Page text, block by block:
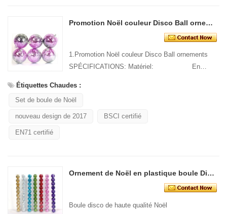
Promotion Noël couleur Disco Ball ornements
1.Promotion Noël couleur Disco Ball ornements
SPÉCIFICATIONS: Matériel: En
Étiquettes Chaudes :
Set de boule de Noël
nouveau design de 2017 BSCI certifié
EN71 certifié
Ornement de Noël en plastique boule Disco multicolore splendeur en sens inverse
Boule disco de haute qualité Noël